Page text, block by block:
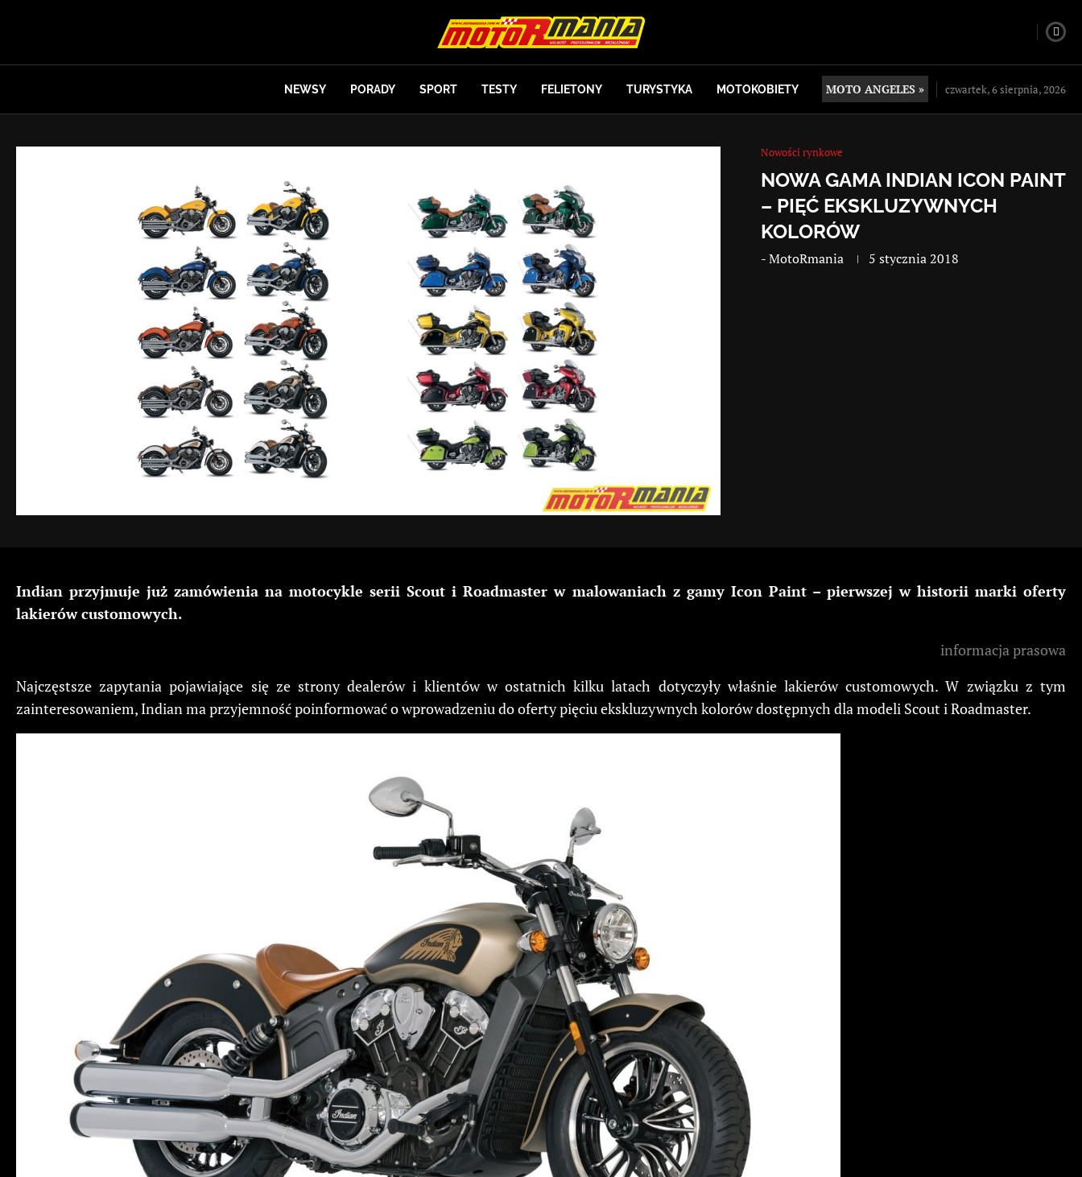
NEWSY PORADY SPORT TESTY FELIETONY TURYSTYKA MOTOKOBIETY MOTO ANGELES » czwartek, 6 sierpnia, 2026
Nowości rynkowe
NOWA GAMA INDIAN ICON PAINT
– PIĘĆ EKSKLUZYWNYCH
KOLORÓW
-MotoRmania 5 stycznia 2018
Indian przyjmuje już zamówienia na motocykle serii Scout i Roadmaster w malowaniach z gamy Icon Paint – pierwszej w historii marki oferty
lakierów customowych.
informacja prasowa
Najczęstsze zapytania pojawiające się ze strony dealerów i klientów w ostatnich kilku latach dotyczyły właśnie lakierów customowych. W związku z tym
zainteresowaniem, Indian ma przyjemność poinformować o wprowadzeniu do oferty pięciu ekskluzywnych kolorów dostępnych dla modeli Scout i Roadmaster.